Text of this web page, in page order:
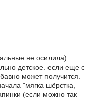
не осилила).
детское. если еще с
может получится.
"мягка шёрстка,
(если можно так